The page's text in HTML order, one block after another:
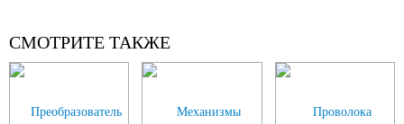
СМОТРИТЕ ТАКЖЕ